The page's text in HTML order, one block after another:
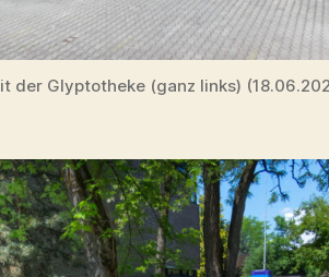
der Glyptotheke (ganz links)